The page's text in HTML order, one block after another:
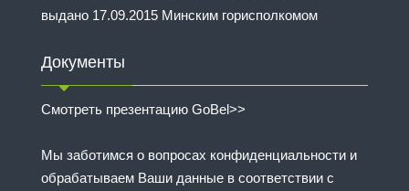
выдано 17.09.2015 Минским горисполкомом
Документы
Смотреть презентацию GoBel>>
Мы заботимся о вопросах конфиденциальности и
обрабатываем Ваши данные в соответствии с